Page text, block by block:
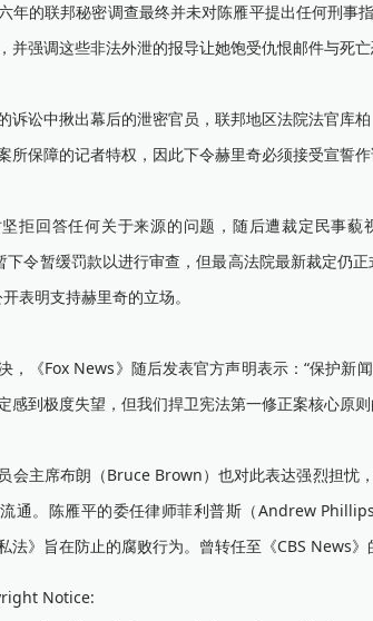
年的联邦秘密调查最终并未对陈雁平提出任何刑事
并强调这些非法外泄的报导让她饱受仇恨邮件与死
诉讼中揪出幕后的泄密官员，联邦地区法院法官
所保障的记者特权，因此下令赫里奇必须接受宣誓作
拒回答任何关于来源的问题，随后遭裁定民事
下令暂缓罚款以进行审查，但最高法院最新裁定仍
表明支持赫里奇的立场。
，《Fox News》随后发表官方声明表示：“保护新
感到极度失望，但我们捍卫宪法第一修正案核心原
会主席布朗（Bruce Brown）也对此表达强烈担忧
通。陈雁平的委任律师菲利普斯（Andrew
法》旨在防止的腐败行为。曾转任至《CBS News
Notice: